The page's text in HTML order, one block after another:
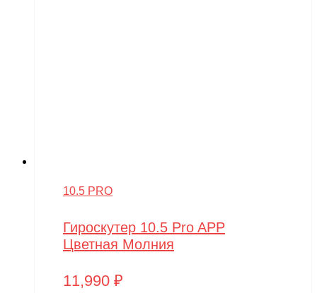
10.5 PRO
Гироскутер 10.5 Pro APP
Цветная Молния
11,990 ₽